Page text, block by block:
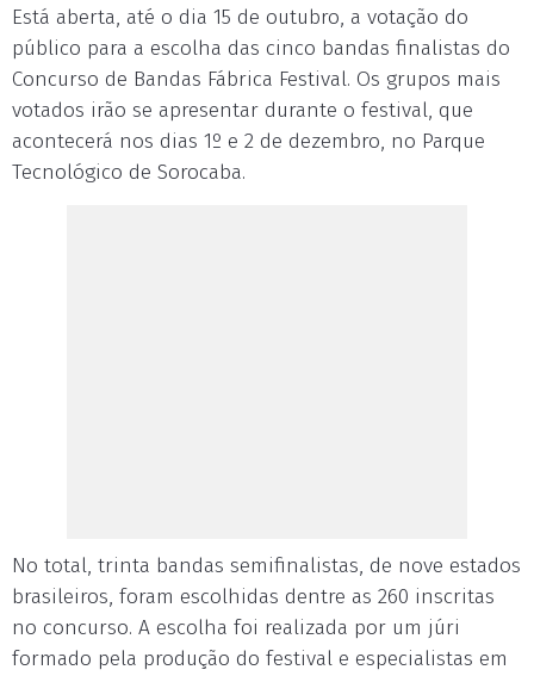
Está aberta, até o dia 15 de outubro, a votação do
público para a escolha das cinco bandas finalistas do
Concurso de Bandas Fábrica Festival. Os grupos mais
votados irão se apresentar durante o festival, que
acontecerá nos dias 1º e 2 de dezembro, no Parque
Tecnológico de Sorocaba.
No total, trinta bandas semifinalistas, de nove estados
brasileiros, foram escolhidas dentre as 260 inscritas
no concurso. A escolha foi realizada por um júri
formado pela produção do festival e especialistas em